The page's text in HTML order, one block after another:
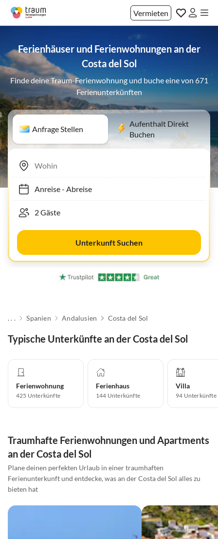
Vermieten
Ferienhäuser und Ferienwohnungen an der
Costa del Sol
Finde deine Traum-Ferienwohnung und buche eine von 671
Ferienunterkünften
Anfrage Stellen
Aufenthalt Direkt
Buchen
Anreise- Abreise
Unterkunft Suchen
. . . Spanien Andalusien Costa del Sol
Typische Unterkünfte an der Costa del Sol
Ferienwohnung
425 Unterkünfte
Ferienhaus
144 Unterkünfte
Villa
94 Unterkünfte
Traumhafte Ferienwohnungen und Apartments
an der Costa del Sol
Plane deinen perfekten Urlaub in einer traumhaften
Ferienunterkunft und entdecke, was an der Costa del Sol alles zu
bieten hat